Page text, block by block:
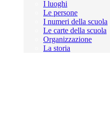
I luoghi
Le persone
I numeri della scuola
Le carte della scuola
Organizzazione
La storia